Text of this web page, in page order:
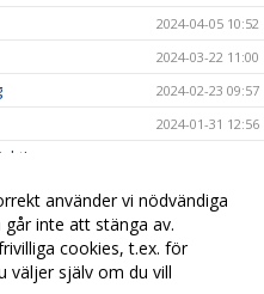
2024-04-05 10:52
2024-03-22 11:00
2024-02-23 09:57
2024-01-31 12:56
2023-12-25 14:19
2024. 2023-12-04 14:20
2023-11-27 15:09
använder vi nödvändiga
inte att stänga av.
cookies, t.ex. för
väljer själv om du vill